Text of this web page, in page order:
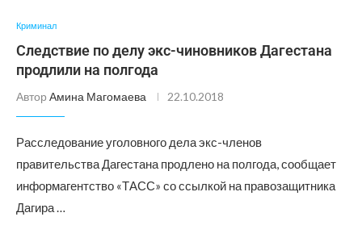
Криминал
Следствие по делу экс-чиновников Дагестана
продлили на полгода
Автор Амина Магомаева 22.10.2018
Расследование уголовного дела экс-членов
правительства Дагестана продлено на полгода, сообщает
информагентство «ТАСС» со ссылкой на правозащитника
Дагира …